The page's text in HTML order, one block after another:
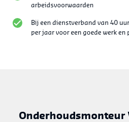
arbeidsvoorwaarden
Bij een dienstverband van 40
per jaar voor een goede werk en
Onderhoudsmonteur